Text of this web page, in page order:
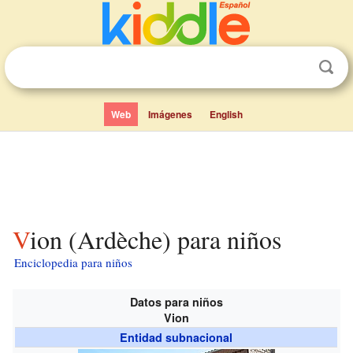
Web Imágenes English
Vion (Ardèche) para niños
Enciclopedia para niños
Datos para niños
Vion
Entidad subnacional